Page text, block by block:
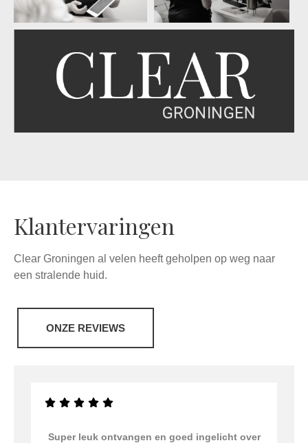
Klantervaringen
Clear Groningen al velen heeft geholpen op weg naar
een stralende huid.
ONZE REVIEWS
Super leuk ontvangen en goed ingelicht over